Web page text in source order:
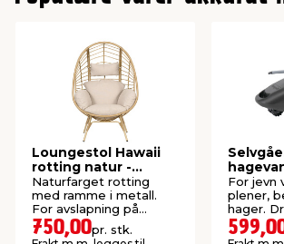
Loungestol Hawaii
rotting natur -
Sunlife®
Naturfarget rotting
med ramme i metall.
For avslapning på
terrassen, i hagen eller i
vinterhagen.
750,00pr. stk.
For jevn
plener,
hager.